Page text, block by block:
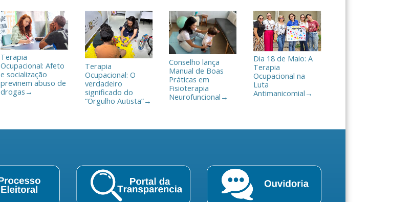
a
r
Terapia
Ocupacional: Afeto
e socialização
previnem abuso de
drogas →
Terapia
Ocupacional: O
verdadeiro
significado do
“Orgulho Autista”→
Conselho lança
Manual de Boas
Práticas em
Fisioterapia
Neurofuncional →
Dia 18 de Maio: A
Terapia
Ocupacional na
Luta
Antimanicomial →